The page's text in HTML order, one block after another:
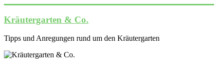
Inhalt
springen
Kräutergarten & Co.
Tipps und Anregungen rund um den Kräutergarten